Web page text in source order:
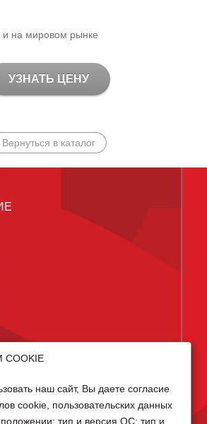
и на мировом рынке
УЗНАТЬ ЦЕНУ
Вернуться в каталог
наш сайт, Вы даете согласие
cookie, пользовательских данных
тип и версия ОС; тип и